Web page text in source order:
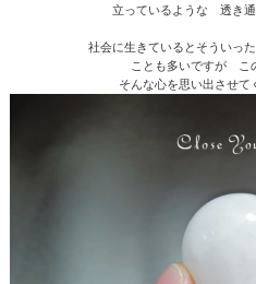
立っているような 透き
社会に生きているとそういっ
ことも多いですが こ
そんな心を思い出させて